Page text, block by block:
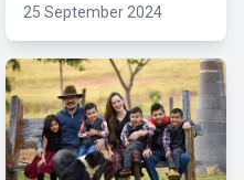
25 September 2024